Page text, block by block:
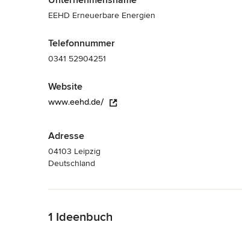
EEHD Erneuerbare Energien
Telefonnummer
0341 52904251
Website
www.eehd.de/
Adresse
04103 Leipzig
Deutschland
1 Ideenbuch